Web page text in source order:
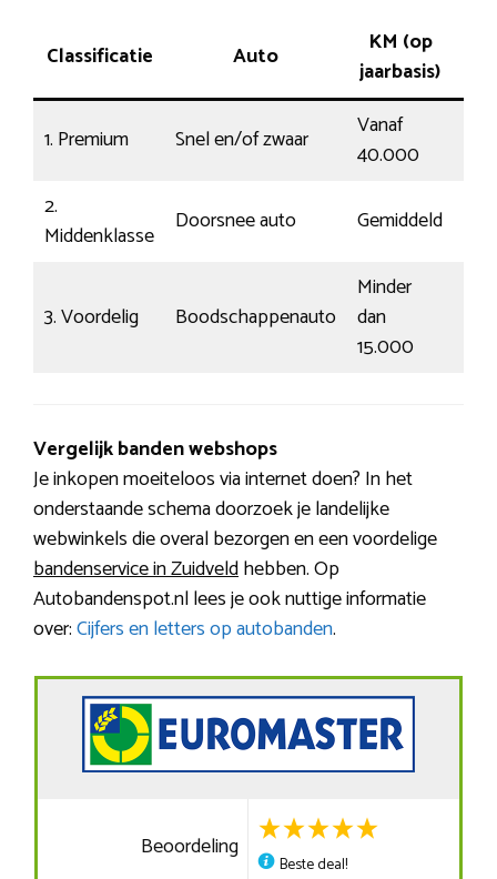
Classificatie Auto
KM (op
jaarbasis)
1. Premium Snel en/of zwaar
Vanaf
40.000
2.
Middenklasse
Doorsnee auto Gemiddeld
3. Voordelig Boodschappenauto
Minder
dan
15.000
Vergelijk banden webshops
Je inkopen moeiteloos via internet doen? In het
onderstaande schema doorzoek je landelijke
webwinkels die overal bezorgen en een voordelige
bandenservice in Zuidveldhebben. Op
Autobandenspot.nl lees je ook nuttige informatie
over:Cijfers en letters op autobanden.
Beoordeling
Beste deal!